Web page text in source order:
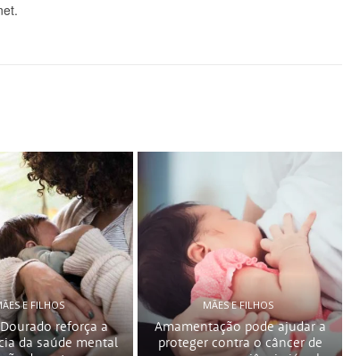
E FILHOS
reforça a
da saúde mental
MÃES E FILHOS
Amamentação pode ajudar a
proteger contra o câncer de